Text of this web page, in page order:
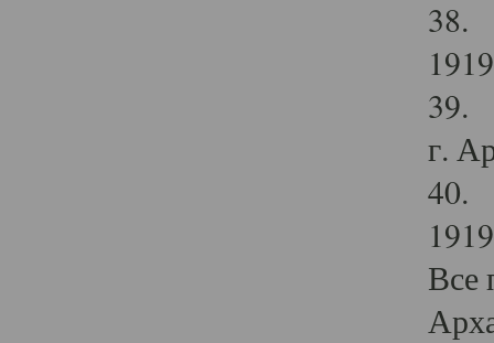
38.
39.
г.
40.
Все